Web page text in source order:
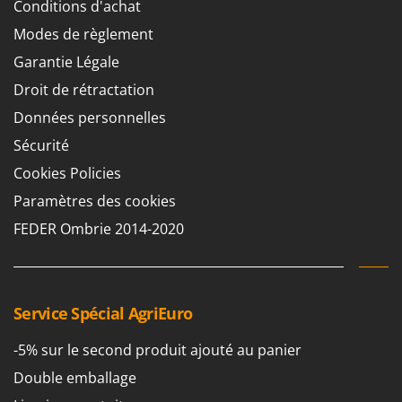
Machines pour la transformation des fruits
Machines sous vide
Motobineuses
Motoculteurs
Motofaucheuses
Motopompes pour irrigation
Moulins à céréales électriques
Moulins à farine
N
P
Peignes vibreurs et Secoueurs à olives
Pelles rétros pour tracteur
Famur
FARMER
FBC
Ferrari Group
Ferroni
Ferrua
FIAC
FIEM
Fimar
Fiskars
Fontana Forni
Forest Master
Conditions d'achat
Modes de règlement
Garantie Légale
Droit de rétractation
Données personnelles
Sécurité
Cookies Policies
Paramètres des cookies
FEDER Ombrie 2014-2020
Service Spécial AgriEuro
-5% sur le second produit ajouté au panier
Double emballage